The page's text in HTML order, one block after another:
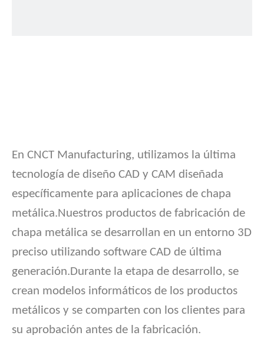
En CNCT Manufacturing, utilizamos la última
tecnología de diseño CAD y CAM diseñada
específicamente para aplicaciones de chapa
metálica.Nuestros productos de fabricación de
chapa metálica se desarrollan en un entorno 3D
preciso utilizando software CAD de última
generación.Durante la etapa de desarrollo, se
crean modelos informáticos de los productos
metálicos y se comparten con los clientes para
su aprobación antes de la fabricación.